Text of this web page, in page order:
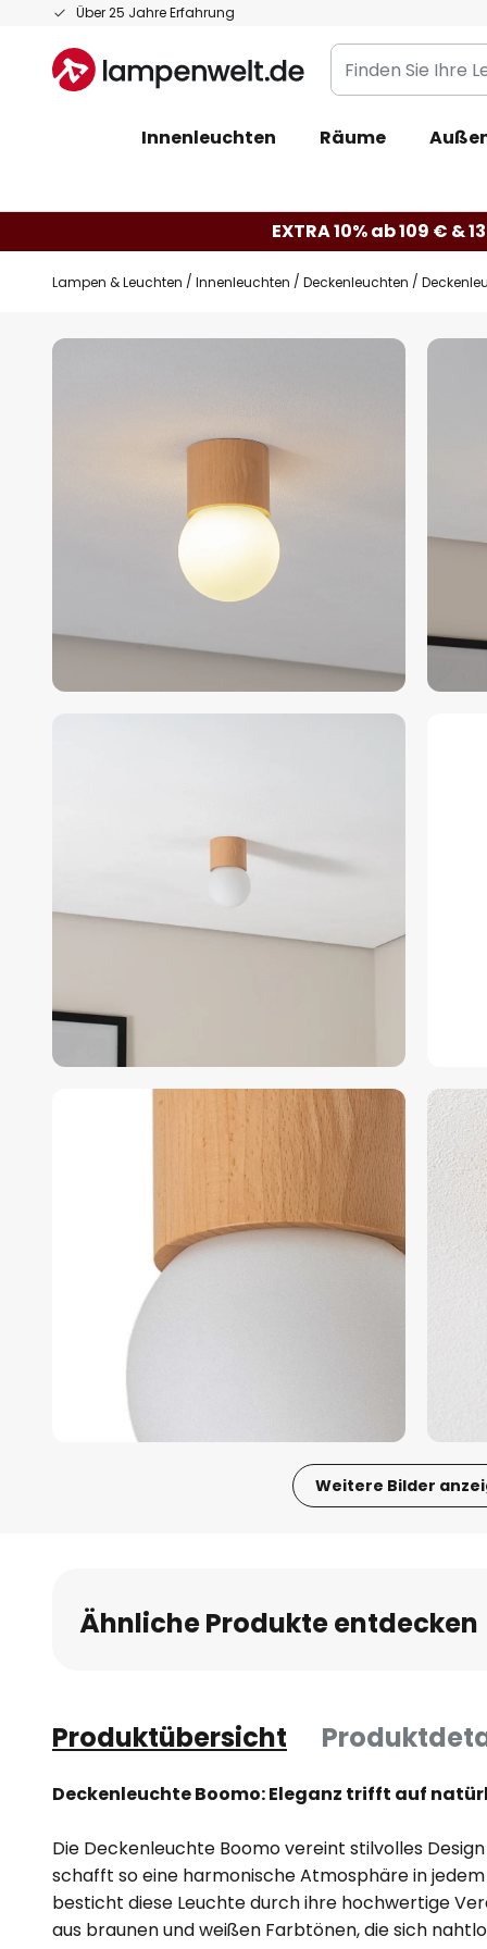
Über 25 Jahre Erfahrung
Zum
springen
Finden
Sie
Leuchte...
Innenleuchten Räume
EXTRA 10% ab 109 € &
Lampen & Leuchten Innenleuchten Deckenleuchten
Zum
Weitere Bilder
Bildgalerie
springen
Ähnliche Produkte entdecken
Produktübersicht
Deckenleuchte Boomo: Eleganz trifft auf
Die Deckenleuchte Boomo vereint stilvolles
schafft so eine harmonische Atmosphäre in
besticht diese Leuchte durch ihre hochwertige
aus braunen und weißen Farbtönen, die sich